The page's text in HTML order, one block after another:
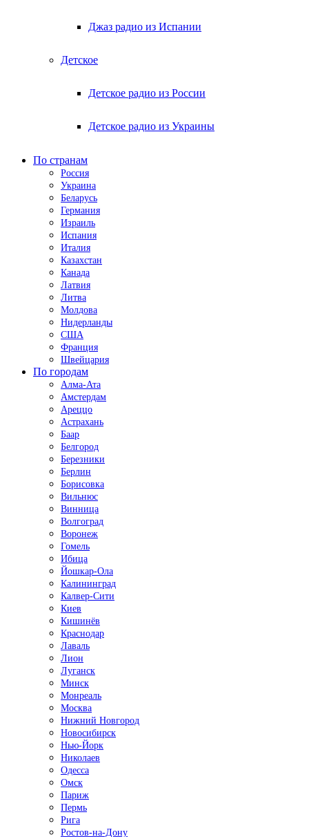
Джаз радио из Испании
Детское
Детское радио из России
Детское радио из Украины
По странам
Россия
Украина
Беларусь
Германия
Израиль
Испания
Италия
Казахстан
Канада
Латвия
Литва
Молдова
Нидерланды
США
Франция
Швейцария
По городам
Алма-Ата
Амстердам
Ареццо
Астрахань
Баар
Белгород
Березники
Берлин
Борисовка
Вильнюс
Винница
Волгоград
Воронеж
Гомель
Ибица
Йошкар-Ола
Калининград
Калвер-Сити
Киев
Кишинёв
Краснодар
Лаваль
Лион
Луганск
Минск
Монреаль
Москва
Нижний Новгород
Новосибирск
Нью-Йорк
Николаев
Одесса
Омск
Париж
Пермь
Рига
Ростов-на-Дону